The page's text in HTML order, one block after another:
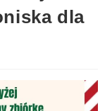
dla